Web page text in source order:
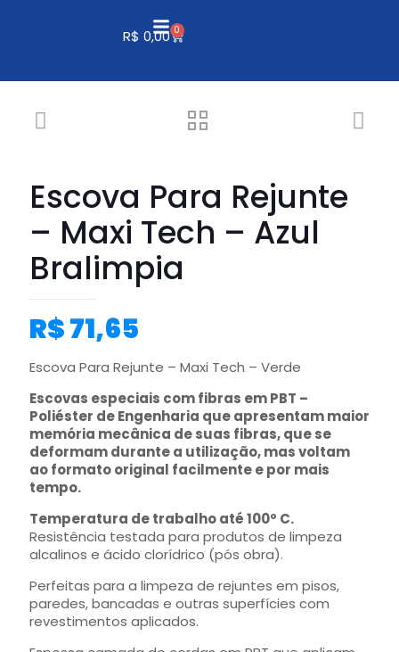
R$ 0,00 0
Escova Para Rejunte
– Maxi Tech – Azul
Bralimpia
R$71,65
Escova Para Rejunte – Maxi Tech – Verde
Escovas especiais com fibras em PBT –
Poliéster de Engenharia que apresentam maior
memória mecânica de suas fibras, que se
deformam durante a utilização, mas voltam
ao formato original facilmente e por mais
tempo.
Temperatura de trabalho até 100º C.
Resistência testada para produtos de limpeza
alcalinos e ácido clorídrico (pós obra).
Perfeitas para a limpeza de rejuntes em pisos,
paredes, bancadas e outras superfícies com
revestimentos aplicados.